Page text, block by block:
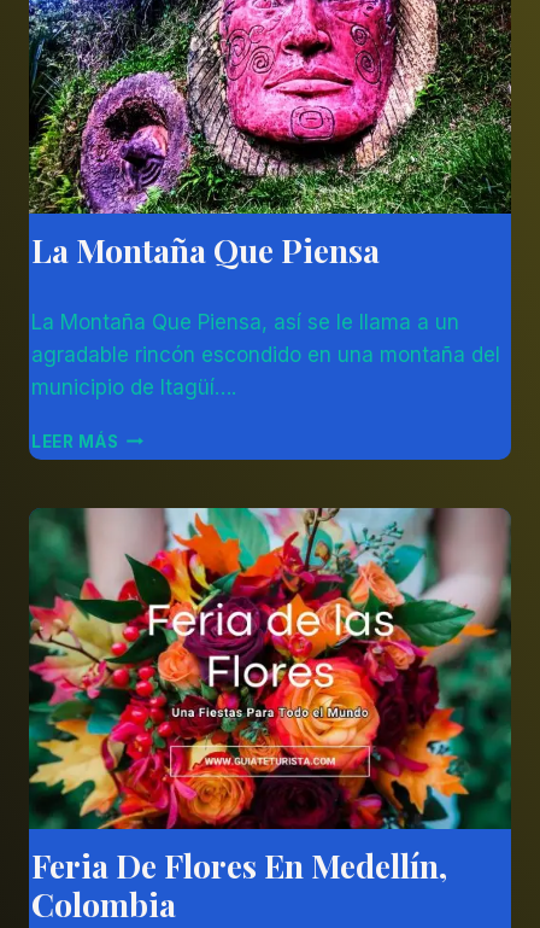
AMÉRICA
DEL
|
COLOMBIA
|
OTROS
La Montaña Que Piensa
Diego
Otálvaro
La Montaña Que Piensa, así se le llama a un
agradable rincón escondido en una montaña del
municipio de Itagüí….
LEER MÁS LA
MONTAÑA
PIENSA
AMÉRICA
DEL
SUR
Feria De Flores En Medellín,
Colombia